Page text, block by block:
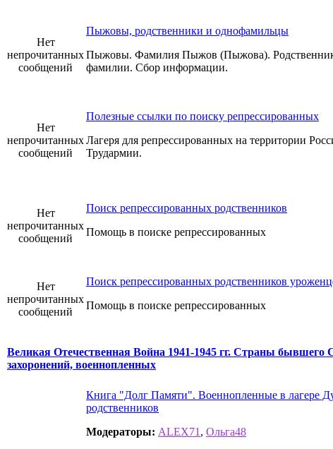
Нет
непрочитанных
сообщений
Пыжовы, родственники и однофамильцы
Пыжовы. Фамилия Пыжов (Пыжова).
фамилии. Сбор информации.
Нет
непрочитанных
сообщений
Полезные ссылки по поиску репрессированных
Лагеря для репрессированных на территории
Трудармии.
Нет
непрочитанных
сообщений
Поиск репрессированных родственников
Помощь в поиске репрессированных
Нет
непрочитанных
сообщений
Поиск репрессированных родственников
Помощь в поиске репрессированных
Великая Отечественная Война 1941-1945 гг. Страны
захоронений, военнопленных
Книга "Долг Памяти". Военнопленные в лагере
родственников
Модераторы: ALEX71 , Ольга48